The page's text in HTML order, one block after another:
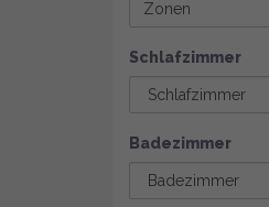
Zonen
Schlafzimmer
Badezimmer